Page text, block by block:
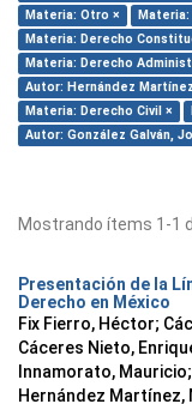
Materia: Otro ×
Materia:
Materia: Derecho
Materia: Derecho
Autor: Hernández
Materia: Derecho Civil ×
Autor: González Galván,
Mostrando ítems 1-1
Presentación de la
Derecho en México
Fix Fierro, Héctor;
Cáceres Nieto,
Innamorato, Mauricio;
Hernández Martínez,